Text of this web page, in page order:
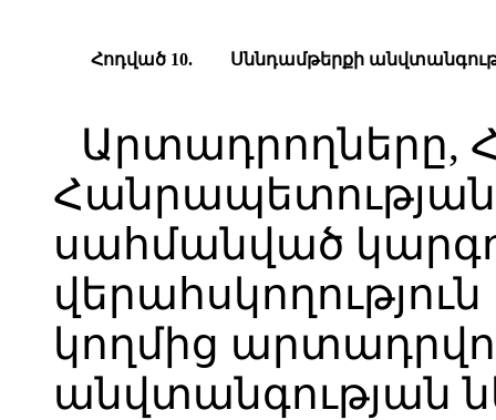
Հոդված 10. Սննդամթերքի
Արտադրողները,
Հանրապետության
սահմանված
կողմից
անվտանգության